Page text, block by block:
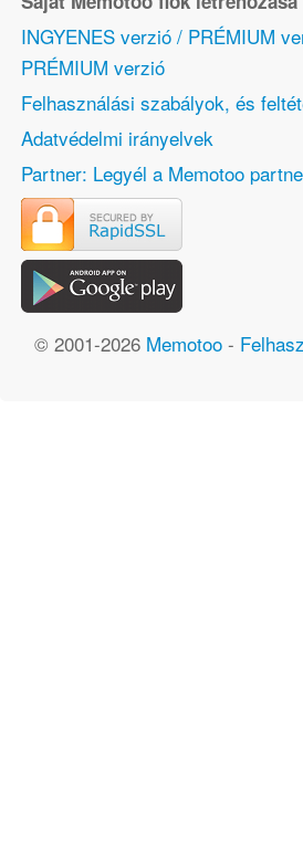
INGYENES verzió / PRÉMIUM
PRÉMIUM verzió
Felhasználási szabályok, és
Adatvédelmi irányelvek
Partner: Legyél a Memotoo
© 2001-2026 Memotoo-